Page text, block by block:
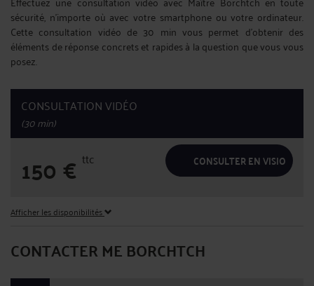
sécurité, n’importe où avec votre smartphone ou votre ordinateur.
Cette consultation vidéo de 30 min vous permet d'obtenir des
éléments de réponse concrets et rapides à la question que vous vous
posez.
CONSULTATION VIDÉO
(30 min)
150€ ttc CONSULTER EN VISIO
Afficher les disponibilités
CONTACTER ME BORCHTCH